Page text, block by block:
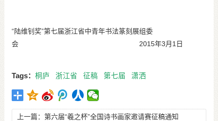
“陆维钊奖”第七届浙江省中青年书法篆刻展组委
会 2015年3月1日
Tags： 桐庐 浙江省 征稿 第七届 潇洒
上一篇： 第六届“羲之杯”全国诗书画家邀请赛征稿通知